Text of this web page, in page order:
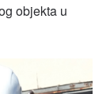
objekta u